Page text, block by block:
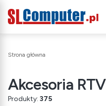
Strona główna
Akcesoria RTV
Produkty: 375